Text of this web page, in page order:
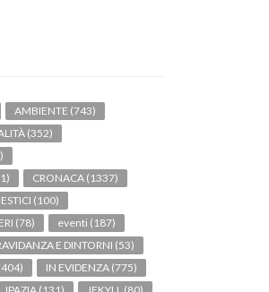
AMBIENTE (743)
(352)
CRONACA (1337)
(100)
(78) eventi (187)
E DINTORNI (53)
IN EVIDENZA (775)